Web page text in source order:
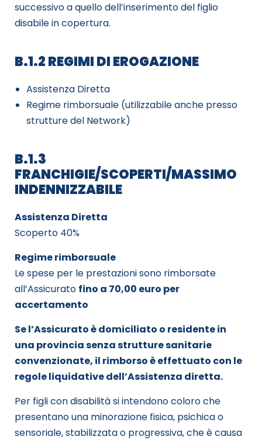
successivo a quello dell’inserimento del figlio
disabile in copertura.
B.1.2 REGIMI DI EROGAZIONE
Assistenza Diretta
Regime rimborsuale (utilizzabile anche presso
strutture del Network)
B.1.3
FRANCHIGIE/SCOPERTI/MASSIMO
INDENNIZZABILE
Assistenza Diretta
Scoperto 40%
Regime rimborsuale
Le spese per le prestazioni sono rimborsate
all’Assicurato fino a 70,00 euro per
accertamento
Sel’Assicurato è domiciliato o residente in
una provincia senza strutture sanitarie
convenzionate, il rimborso è effettuato con le
regole liquidative dell’Assistenza diretta.
Per figli con disabilità si intendono coloro che
presentano una minorazione fisica, psichica o
sensoriale, stabilizzata o progressiva, che è causa